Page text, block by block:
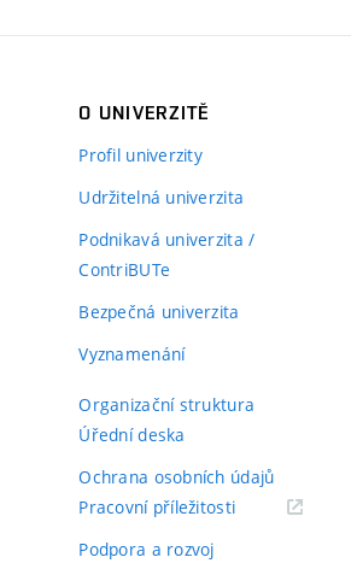
O UNIVERZITĚ
Profil univerzity
Udržitelná univerzita
Podnikavá univerzita /
ContriBUTe
Bezpečná univerzita
Vyznamenání
Organizační struktura
Úřední deska
Ochrana osobních údajů
Pracovní příležitosti(externí
Podpora a rozvoj